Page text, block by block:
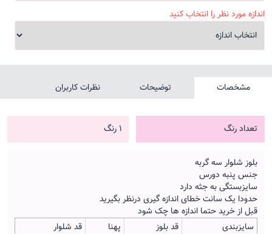
اندازه مورد نظر را انتخاب کنید
مشخصات توضیحات نظرات کاربران
تعداد رنگ 1 رنگ
بلوز شلوار سه گربه
جنس پنبه دورس
سایزبستگی به جثه دارد
حدودا یک سانت خطای اندازه گیری درنظر بگیرید
قبل از خرید حتما اندازه ها چک شود
سایزبندی
قد بلوز پهنا
قد شلوار